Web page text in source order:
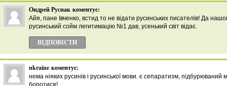
Ондрей Руснак коментує:
Айя, пане Івченко, встид то не відати русинських писателів! Да
русинський сойм легитимацію №1 дав, усенький світ відає.
ВІДПОВІCТИ
ukraine коментує:
нема ніяких русинів і русинської мови. є сепаратизм, підбурюваний
боротися!